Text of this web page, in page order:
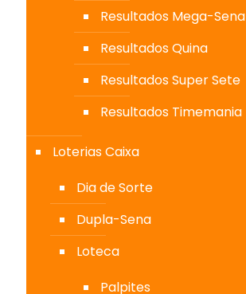
Resultados Mega-Sena
Resultados Quina
Resultados Super Sete
Resultados Timemania
Loterias Caixa
Dia de Sorte
Dupla-Sena
Loteca
Palpites